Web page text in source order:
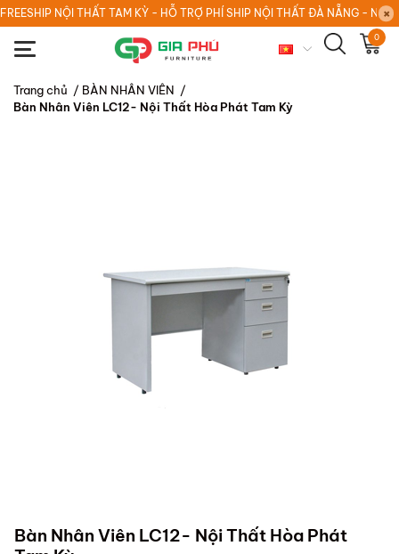
FREESHIP NỘI THẤT TAM KỲ - HỖ TRỢ PHÍ SHIP NỘI THẤT ĐÀ NẴNG - NỘI
0
Trang chủ / BÀN NHÂN VIÊN /
Bàn Nhân Viên LC12- Nội Thất Hòa Phát Tam Kỳ
Bàn Nhân Viên LC12- Nội Thất Hòa Phát